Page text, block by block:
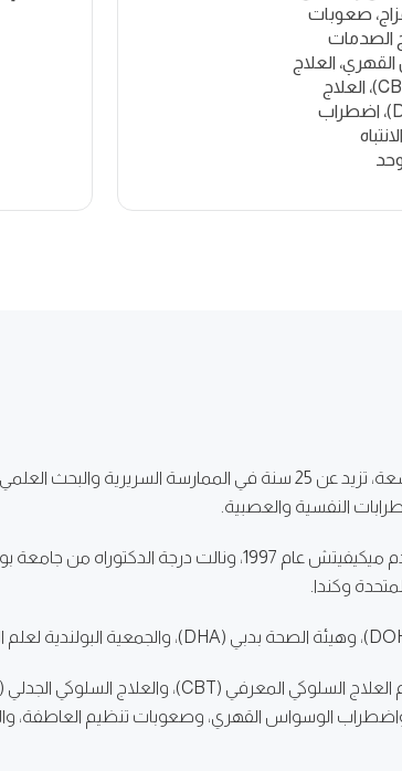
صعوبات
الصدمات
العلاج
السلوكي المعرفي (CBT)، العلاج
السلوكي الجدلي (DBT)، اضطراب
د. أغنيشكا مونتغومري أخصائية نفسية إكلينيكية أولى ذات خبرة واسعة، تزيد
النفسية والعصبية.
وكندا.
واضطراب الوسواس القهري، وصعوبات تنظيم العاطفة،